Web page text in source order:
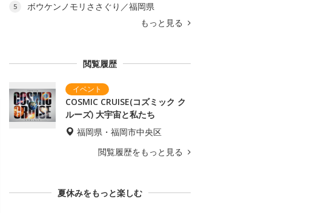
5
ボウケンノモリささぐり／福岡県
もっと見る
閲覧履歴
COSMIC CRUISE(コズミック ク
ルーズ) 大宇宙と私たち
福岡県・福岡市中央区
閲覧履歴をもっと見る
夏休みをもっと楽しむ